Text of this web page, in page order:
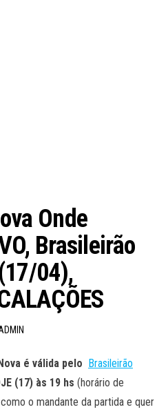
Onde
Brasileirão
04),
é válida pelo
Brasileirão
(17) às 19 hs (horário de
como o mandante da partida e quer